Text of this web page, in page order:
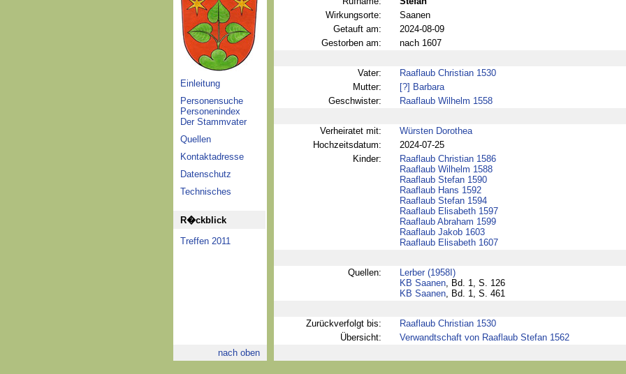
Einleitung
Personensuche
Personenindex
Der Stammvater
Quellen
Kontaktadresse
Datenschutz
Technisches
R�ckblick
Treffen 2011
Wirkungsorte:
Saanen
Getauft am:
2024-08-09
Gestorben am:
nach 1607
Vater:
Raaflaub Christian 1530
Mutter:
[?] Barbara
Geschwister:
Raaflaub Wilhelm 1558
Verheiratet mit:
Würsten Dorothea
Hochzeitsdatum:
2024-07-25
Kinder:
Raaflaub Christian 1586
Raaflaub Wilhelm 1588
Raaflaub Stefan 1590
Raaflaub Hans 1592
Raaflaub Stefan 1594
Raaflaub Elisabeth 1597
Raaflaub Abraham 1599
Raaflaub Jakob 1603
Raaflaub Elisabeth 1607
Quellen:
Lerber (1958I)
KB Saanen, Bd. 1, S. 126
KB Saanen, Bd. 1, S. 461
Zurückverfolgt bis:
Raaflaub Christian 1530
Übersicht:
Verwandtschaft von Raaflaub Stefan 1562
nach oben